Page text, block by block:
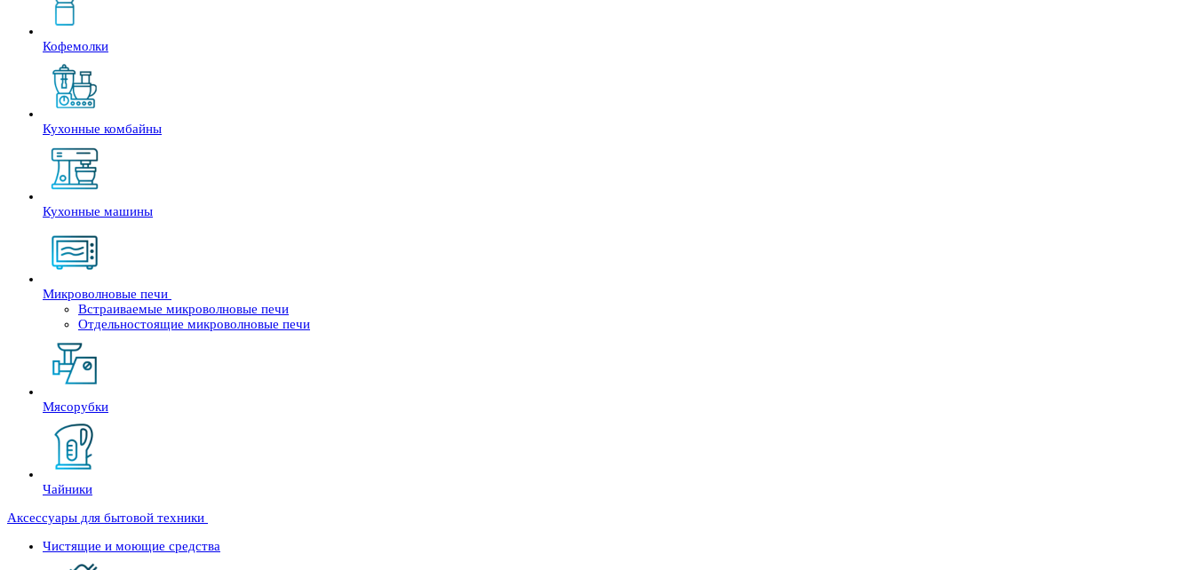
Кофемолки
Кухонные комбайны
Кухонные машины
Микроволновые печи
Встраиваемые микроволновые печи
Отдельностоящие микроволновые печи
Мясорубки
Чайники
Аксессуары для бытовой техники
Чистящие и моющие средства